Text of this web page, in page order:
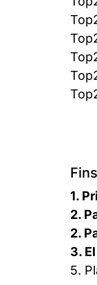
1.
2.
2.
3.
5.